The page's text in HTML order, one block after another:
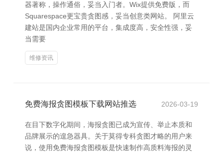
器著称，操作通俗，妥当入门者。Wix提供免费版，而
Squarespace更宝贵贪图感，妥当创意类网站。 阿里云
建站是国内企业常用的平台，集成度高，安全性强，妥
当需要
维修资讯
免费海报贪图模板下载网站推选 2026-03-19
在目下数字化期间，海报贪图已成为宣传、举止本质和
品牌展示的遑急器具。关于莫得专科贪图才略的用户来
说，使用免费海报贪图模板是快速制作高质料海报的灵